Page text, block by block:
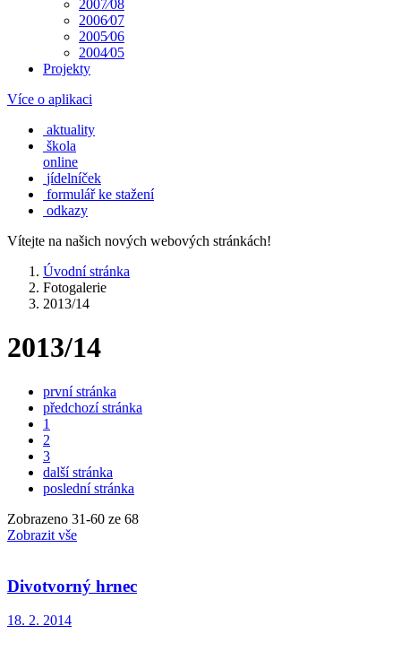
2007⁄08
2006⁄07
2005⁄06
2004⁄05
Projekty
Více o aplikaci
aktuality
škola
online
jídelníček
formulář ke stažení
odkazy
Vítejte na našich nových webových stránkách!
Úvodní stránka
Fotogalerie
2013/14
2013/14
první stránka
předchozí stránka
1
2
3
další stránka
poslední stránka
Zobrazeno 31-60 ze 68
Zobrazit vše
Divotvorný hrnec
18. 2. 2014